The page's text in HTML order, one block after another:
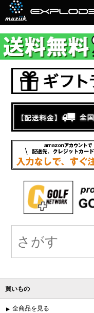
買いもの
全商品を見る